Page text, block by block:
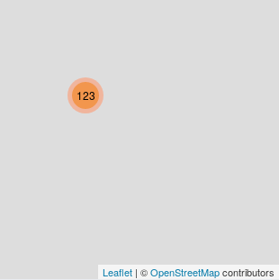
Niederösterreich
Oberösterreich
Vorarlberg
123
Leaflet | ©OpenStreetMapcontributors